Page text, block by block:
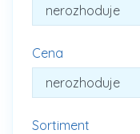
Cena
Sortiment